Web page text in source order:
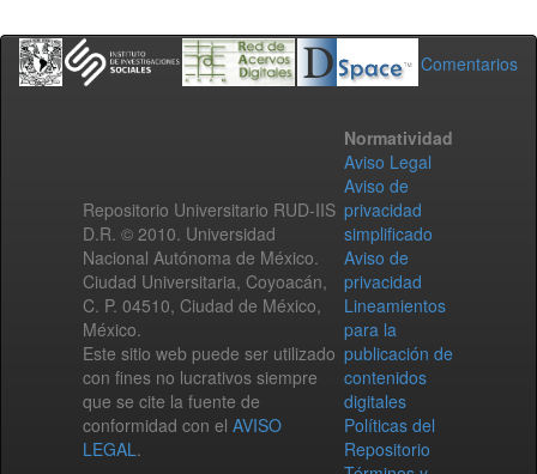
Comentarios
Repositorio Universitario RUD-IIS
D.R. © 2010. Universidad
Nacional Autónoma de México.
Ciudad Universitaria, Coyoacán,
C. P. 04510, Ciudad de México,
México.
Este sitio web puede ser utilizado
con fines no lucrativos siempre
que se cite la fuente de
conformidad con el AVISO
LEGAL.
Normatividad
Aviso Legal
Aviso de
privacidad
simplificado
Aviso de
privacidad
Lineamientos
para la
publicación de
contenidos
digitales
Políticas del
Repositorio